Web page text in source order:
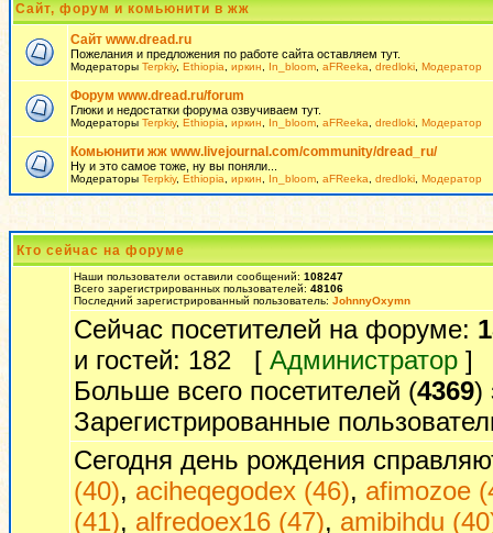
Сайт, форум и комьюнити в жж
Сайт www.dread.ru
Пожелания и предложения по работе сайта оставляем тут.
Модераторы Terpkiy, Ethiopia иркин In_bloom aFReeka dredloki Модератор
Форум www.dread.ru/forum
Глюки и недостатки форума озвучиваем тут.
Модераторы Terpkiy, Ethiopia иркин In_bloom aFReeka dredloki Модератор
Комьюнити жж www.livejournal.com/community/dread_ru/
Ну и это самое тоже, ну вы поняли...
Модераторы Terpkiy, Ethiopia иркин In_bloom aFReeka dredloki Модератор
Кто сейчас на форуме
Наши пользователи оставили сообщений: 108247
Всего зарегистрированных пользователей: 48106
Последний зарегистрированный пользователь: JohnnyOxymn
Сейчас посетителей на форуме:
и гостей: 182 [ Администратор ]
Больше всего посетителей (4369)
Зарегистрированные
Сегодня день рождения
(40), aciheqegodex (46), afimozoe
(41), alfredoex16 (47), amibihdu